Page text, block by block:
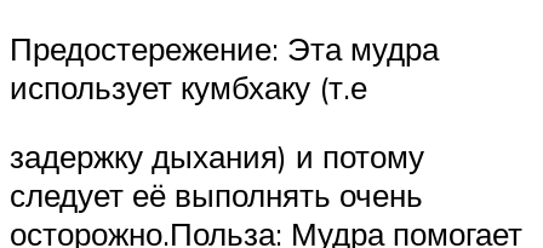
Предостережение: Эта мудра
использует кумбхаку (т.е
задержку дыхания) и потому
следует её выполнять очень
осторожно.Польза: Мудра помогает